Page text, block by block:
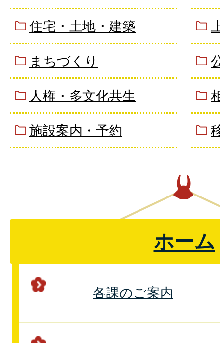
時休業（8月29日）
2026年07月24日
熱中症に注意しましょう
2026年07月14日
マイナンバーカードの休日開
内
住宅・土地・建築
まちづくり
人権・多文化共生
施設案内・予約
ホーム
各課のご案内